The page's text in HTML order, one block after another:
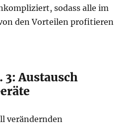
sodass alle im
den Vorteilen profitieren
3: Austausch
verändernden